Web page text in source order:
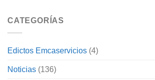
CATEGORÍAS
Edictos Emcaservicios (4)
Noticias (136)